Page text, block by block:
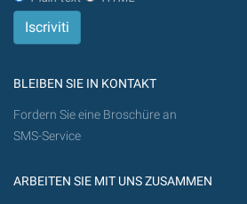
BLEIBEN SIE IN KONTAKT
Fordern Sie eine Broschüre an
SMS-Service
ARBEITEN SIE MIT UNS ZUSAMMEN